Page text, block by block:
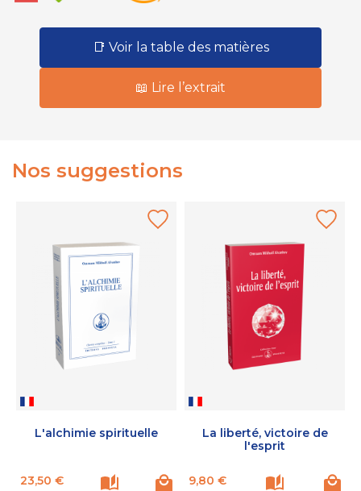
📑 Voir la table des matières
📖 Lire l’extrait
Nos suggestions
L'alchimie spirituelle
Prix
23,50 €
La liberté, victoire de
l'esprit
Prix
9,80 €